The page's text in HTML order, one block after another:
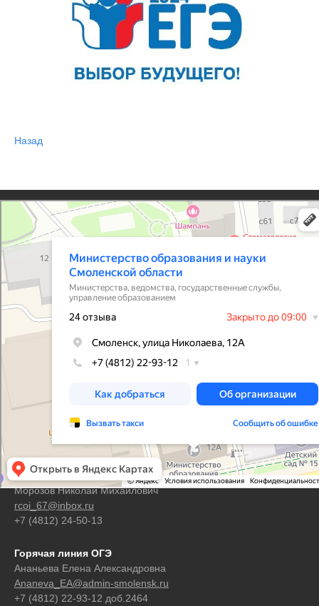
Назад
Контакты
Горячая линия ЕГЭ
Морозов Николай Михайлович
rcoi_67@inbox.ru
+7 (4812) 24-50-13
Горячая линия ОГЭ
Ананьева Елена Александровна
Ananeva_EA@admin-smolensk.ru
+7 (4812) 22-93-12 доб.2464